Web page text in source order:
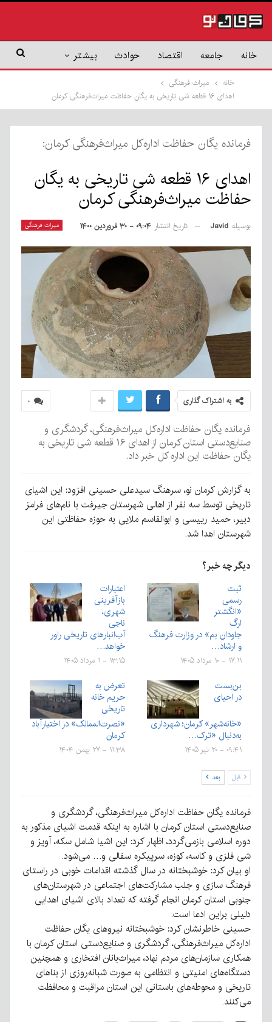
خانه جامعه اقتصاد حوادث بیشتر
خانه
میراث فرهنگی
اهدای ۱۶ قطعه شی تاریخی به یگان حفاظت میراث‌فرهنگی کرمان
فرمانده یگان حفاظت اداره‌کل میراث‌فرهنگی کرمان:
اهدای ۱۶ قطعه شی تاریخی به یگان
حفاظت میراث‌فرهنگی کرمان
میراث فرهنگی بوسیله Javid تاریخ انتشار ۰۹:۰۴ - ۳۰ فروردین ۱۴۰۰
۰ به اشتراک گذاری
فرمانده یگان حفاظت اداره‌کل میراث‌فرهنگی، گردشگری و
صنایع‌دستی استان کرمان از اهدای ۱۶ قطعه شی تاریخی به
یگان حفاظت این اداره کل خبر داد.
به گزارش کرمان نو، سرهنگ سید‌علی حسینی افزود: این اشیای
تاریخی توسط سه نفر از اهالی شهرستان‌ جیرفت با نام‌های فرامز
دبیر، حمید رییسی و ابوالقاسم ملایی به حوزه حفاظتی این
شهرستان اهدا شد.
دیگر چه خبر؟
ثبت
رسمی
«انگشتر
ارگ
جاودان بم» در وزارت فرهنگ
و ارشاد…
۱۷:۱۱ - ۱۰ مرداد ۱۴۰۵
اعتبارات
بازآفرینی
شهری،
ناجی
آب‌انبارهای تاریخی راور
خواهد…
۱۳:۱۵ - ۱ مرداد ۱۴۰۵
بن‌بست
در احیای
«خانه‌شهر» کرمان؛ شهرداری
به‌دنبال «ترک…
۰۹:۴۱ - ۲۰ تیر ۱۴۰۵
تعرض به
حریم خانه
تاریخی
«نصرت‌الممالک» در اختیارآباد
کرمان
۱۱:۳۸ - ۲۷ بهمن ۱۴۰۴
قبل بعد
فرمانده یگان حفاظت اداره‌کل میراث‌فرهنگی، گردشگری و
صنایع‌دستی استان کرمان با اشاره به اینکه قدمت اشیای مذکور به
دوره اسلامی بازمی‌گردد، اظهار کرد: این اشیا شامل سکه، آویز و
شی فلزی و کاسه، کوزه، سرپیکره سفالی و… می‌شود.
او بیان کرد: خوشبختانه در سال گذشته اقدامات خوبی در راستای
فرهنگ سازی و جلب مشارکت‌های اجتماعی در شهرستان‌های
جنوبی استان کرمان انجام گرفته که تعداد بالای اشیای اهدایی
دلیلی براین ادعا است.
حسینی خاطرنشان کرد: خوشبختانه نیروهای یگان حفاظت
اداره‌کل میراث‌فرهنگی، گردشگری و صنایع‌دستی استان کرمان با
همکاری سازمان‌های مردم نهاد، میراث‌بانان افتخاری و همچنین
دستگاه‌های امنیتی و انتظامی به صورت شبانه‌روزی از بناهای
تاریخی و محوطه‌های باستانی این استان مراقبت و محافظت
می‌کنند.